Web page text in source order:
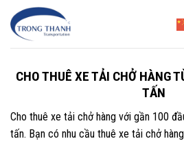
Chuyển
đến
CHO THUÊ XE TẢI CHỞ HÀNG
TẤN
Cho thuê xe tải chở hàng với gần 100
tấn. Bạn có nhu cầu thuê xe tải chở